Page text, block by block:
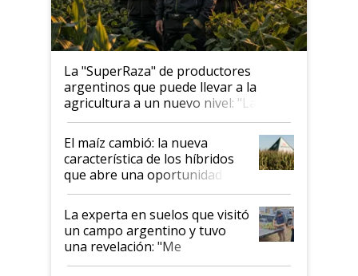
La "SuperRaza" de productores
argentinos que puede llevar a la
agricultura a un nuevo nivel: "Las
posibilidades de crecimiento son
infinitas"
El maíz cambió: la nueva
característica de los híbridos
que abre una oportunidad en
el lote
La experta en suelos que visitó
un campo argentino y tuvo
una revelación: "Me
impresionó mucho"